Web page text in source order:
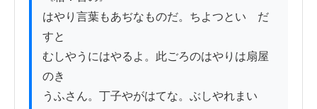
はやり言葉もあぢなものだ。ちよつといゝだ
すと
むしやうにはやるよ。此ごろのはやりは扇屋
のき
うふさん。丁子やがはてな。ぶしやれまい